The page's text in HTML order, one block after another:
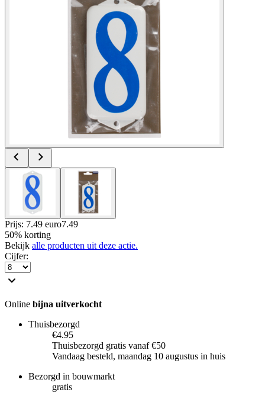
Prijs: 7.49 euro7.49
50% korting
Bekijk alle producten uit deze actie.
Cijfer:
Online bijna uitverkocht
Thuisbezorgd
€4.95
Thuisbezorgd gratis vanaf €50
Vandaag besteld, maandag 10 augustus in huis
Bezorgd in bouwmarkt
gratis